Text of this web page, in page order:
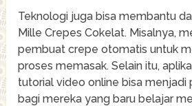
Teknologi juga bisa membantu
Mille Crepes Cokelat. Misalnya,
pembuat crepe otomatis untuk
proses memasak. Selain itu,
tutorial video online bisa menjadi
bagi mereka yang baru belajar